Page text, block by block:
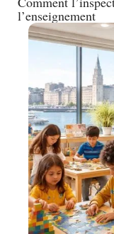
l’enseignement